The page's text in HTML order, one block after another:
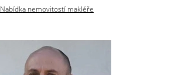
Nabídka nemovitostí makléře